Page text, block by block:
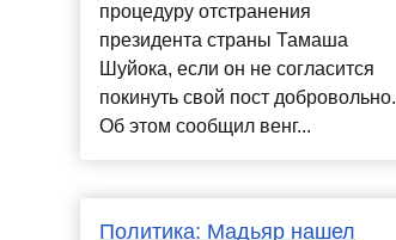
процедуру отстранения
президента страны Тамаша
Шуйока, если он не согласится
покинуть свой пост добровольно.
Об этом сообщил венг...
Политика: Мадьяр нашел